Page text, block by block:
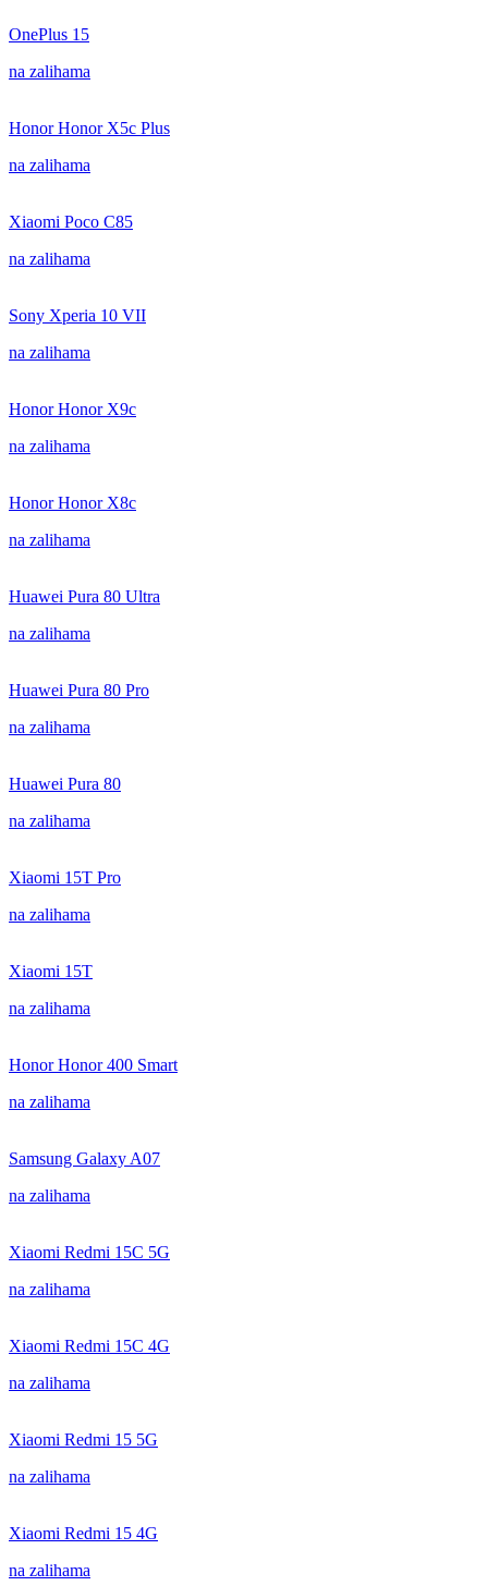
OnePlus 15
na zalihama
Honor Honor X5c Plus
na zalihama
Xiaomi Poco C85
na zalihama
Sony Xperia 10 VII
na zalihama
Honor Honor X9c
na zalihama
Honor Honor X8c
na zalihama
Huawei Pura 80 Ultra
na zalihama
Huawei Pura 80 Pro
na zalihama
Huawei Pura 80
na zalihama
Xiaomi 15T Pro
na zalihama
Xiaomi 15T
na zalihama
Honor Honor 400 Smart
na zalihama
Samsung Galaxy A07
na zalihama
Xiaomi Redmi 15C 5G
na zalihama
Xiaomi Redmi 15C 4G
na zalihama
Xiaomi Redmi 15 5G
na zalihama
Xiaomi Redmi 15 4G
na zalihama